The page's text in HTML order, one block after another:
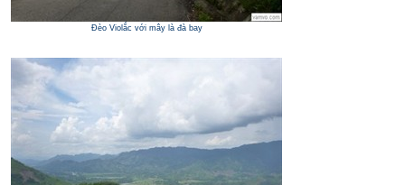
Đèo Violắc với mây là đà bay